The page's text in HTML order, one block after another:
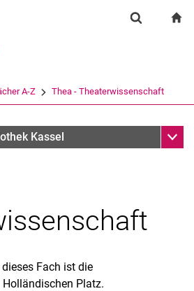
Springe direkt zu: Inhalt
Springe direkt zu: Suche
Springe direkt zu:
(öffnet externen Link in einem
A-Z Thea - Theaterwissenschaft
Kassel
Fach ist die
Platz.